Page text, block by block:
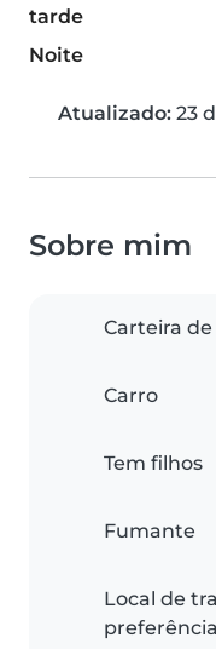
tarde
Noite
Atualizado: 23
Sobre mim
Carteira
Carro
Tem filhos
Fumante
Local de
preferência